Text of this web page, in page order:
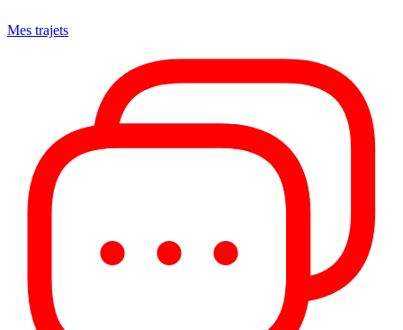
Mes trajets